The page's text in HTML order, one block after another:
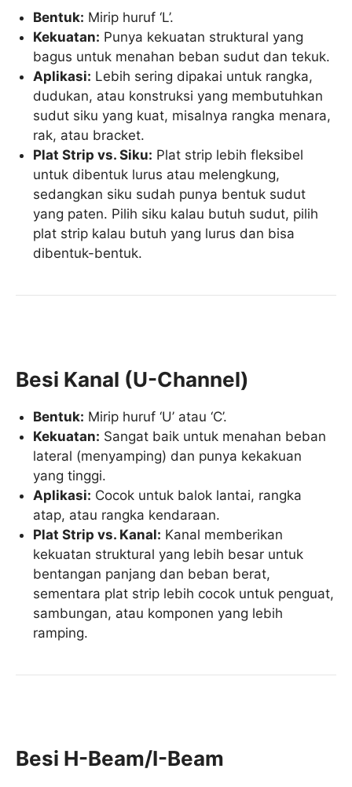
Bentuk: Mirip huruf ‘L’.
Kekuatan: Punya kekuatan struktural yang
bagus untuk menahan beban sudut dan tekuk.
Aplikasi: Lebih sering dipakai untuk rangka,
dudukan, atau konstruksi yang membutuhkan
sudut siku yang kuat, misalnya rangka menara,
rak, atau bracket.
Plat Strip vs. Siku: Plat strip lebih fleksibel
untuk dibentuk lurus atau melengkung,
sedangkan siku sudah punya bentuk sudut
yang paten. Pilih siku kalau butuh sudut, pilih
plat strip kalau butuh yang lurus dan bisa
dibentuk-bentuk.
Besi Kanal (U-Channel)
Bentuk: Mirip huruf ‘U’ atau ‘C’.
Kekuatan: Sangat baik untuk menahan beban
lateral (menyamping) dan punya kekakuan
yang tinggi.
Aplikasi: Cocok untuk balok lantai, rangka
atap, atau rangka kendaraan.
Plat Strip vs. Kanal: Kanal memberikan
kekuatan struktural yang lebih besar untuk
bentangan panjang dan beban berat,
sementara plat strip lebih cocok untuk penguat,
sambungan, atau komponen yang lebih
ramping.
Besi H-Beam/I-Beam